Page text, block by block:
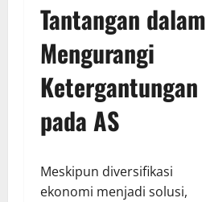
Tantangan dalam
Mengurangi
Ketergantungan
pada AS
Meskipun diversifikasi
ekonomi menjadi solusi,